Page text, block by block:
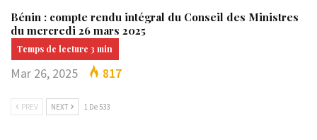
Bénin : compte rendu intégral du Conseil des Ministres
du mercredi 26 mars 2025
Mar 26, 2025 817
PREV NEXT 1 De 533